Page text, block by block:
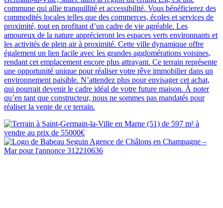
commune qui allie tranquillité et accessibilité. Vous bénéficierez des
commodités locales telles que des commerces, écoles et services de
proximité, tout en profitant d’un cadre de vie agréable. Les
amoureux de la nature apprécieront les espaces verts environnants et
les activités de plein air à proximité. Cette ville dynamique offre
également un lien facile avec les grandes agglomérations voisines,
rendant cet emplacement encore plus attrayant. Ce terrain représente
une opportunité unique pour réaliser votre rêve immobilier dans un
environnement paisible. N’attendez plus pour envisager cet achat,
qui pourrait devenir le cadre idéal de votre future maison. À noter
qu’en tant que constructeur, nous ne sommes pas mandatés pour
réaliser la vente de ce terrain.